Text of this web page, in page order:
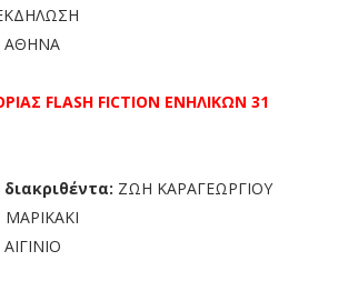
ΑΘΗΝΑ
FLASH FICTION ΕΝΗΛΙΚΩΝ 31
ΖΩΗ ΚΑΡΑΓΕΩΡΓΙΟΥ
ΑΙΓΙΝΙΟ